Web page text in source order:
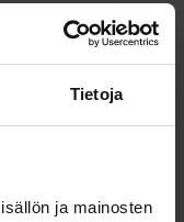
Tietoja
ja mainosten